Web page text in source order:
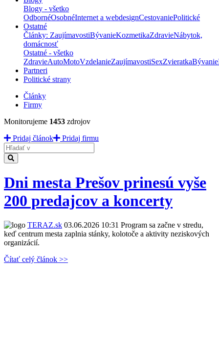
Blogy - všetko
OdbornéOsobnéInternet a webdesignCestovaniePolitické
Ostatné
Články: ZaujímavostiBývanieKozmetikaZdravieNábytok,
domácnosť
Ostatné - všetko
ZdravieAutoMotoVzdelanieZaujímavostiSexZvieratkaBývanie
Partneri
Politické strany
Články
Firmy
Monitorujeme 1453 zdrojov
Pridaj článok
Pridaj firmu
Hladať
Dni mesta Prešov prinesú vyše
200 predajcov a koncerty
TERAZ.sk 03.06.2026 10:31 Program sa začne v stredu,
keď centrum mesta zaplnia stánky, kolotoče a aktivity neziskových
organizácií.
Čítať celý článok >>